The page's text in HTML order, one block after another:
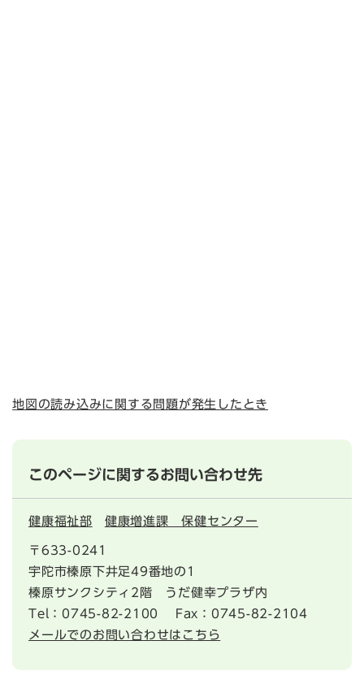
地図の読み込みに関する問題が発生したとき
このページに関するお問い合わせ先
健康福祉部 健康増進課 保健センター
〒633-0241
宇陀市榛原下井足49番地の1
榛原サンクシティ2階 うだ健幸プラザ内
Tel：0745-82-2100
Fax：0745-82-2104
メールでのお問い合わせはこちら